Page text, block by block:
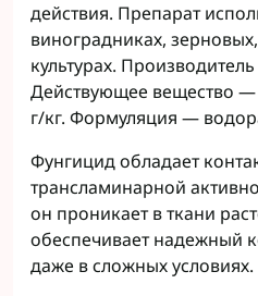
действия. Препарат
виноградниках,
культурах.
Действующее вещество —
г/кг. Формуляция —
Фунгицид обладает
трансламинарной
он проникает в ткани
обеспечивает надежный
даже в сложных условиях.